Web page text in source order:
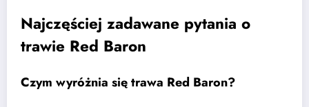
Najczęściej zadawane pytania o
trawie Red Baron
Czym wyróżnia się trawa Red Baron?